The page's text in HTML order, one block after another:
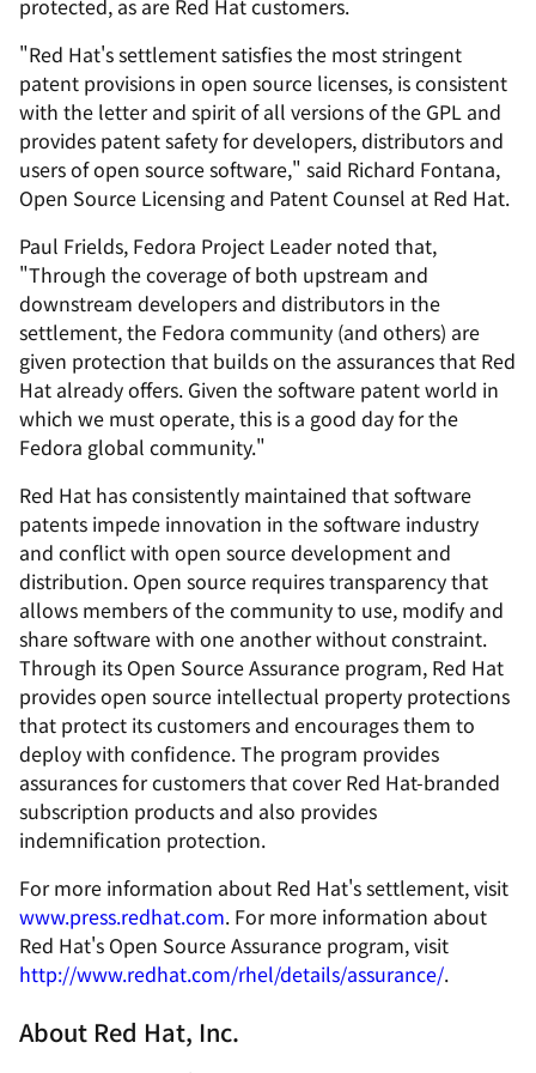
protected, as are Red Hat customers.
"Red Hat's settlement satisfies the most stringent
patent provisions in open source licenses, is consistent
with the letter and spirit of all versions of the GPL and
provides patent safety for developers, distributors and
users of open source software," said Richard Fontana,
Open Source Licensing and Patent Counsel at Red Hat.
Paul Frields, Fedora Project Leader noted that,
"Through the coverage of both upstream and
downstream developers and distributors in the
settlement, the Fedora community (and others) are
given protection that builds on the assurances that Red
Hat already offers. Given the software patent world in
which we must operate, this is a good day for the
Fedora global community."
Red Hat has consistently maintained that software
patents impede innovation in the software industry
and conflict with open source development and
distribution. Open source requires transparency that
allows members of the community to use, modify and
share software with one another without constraint.
Through its Open Source Assurance program, Red Hat
provides open source intellectual property protections
that protect its customers and encourages them to
deploy with confidence. The program provides
assurances for customers that cover Red Hat-branded
subscription products and also provides
indemnification protection.
For more information about Red Hat's settlement, visit
www.press.redhat.com. For more information about
Red Hat's Open Source Assurance program, visit
http://www.redhat.com/rhel/details/assurance/.
About Red Hat, Inc.